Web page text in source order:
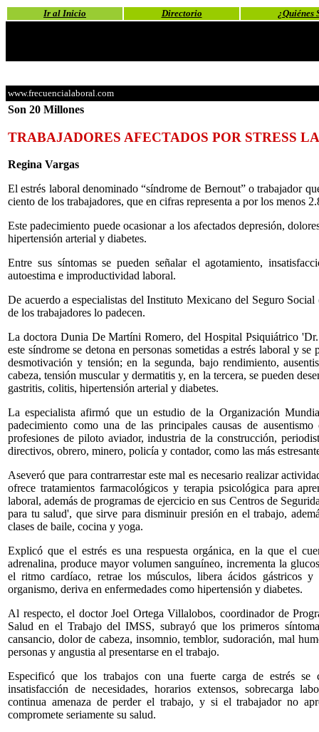
Ir al Inicio Directorio ¿Quiénes
www.frecuencialaboral.com
Son 20 Millones
TRABAJADORES AFECTADOS POR STRESS
Regina Vargas
El estrés laboral denominado “síndrome de Bernout” o trabajador
ciento de los trabajadores, que en cifras representa a por los menos
Este padecimiento puede ocasionar a los afectados depresión,
hipertensión arterial y diabetes.
Entre sus síntomas se pueden señalar el agotamiento,
autoestima e improductividad laboral.
De acuerdo a especialistas del Instituto Mexicano del Seguro
de los trabajadores lo padecen.
La doctora Dunia De Martíni Romero, del Hospital Psiquiátrico
este síndrome se detona en personas sometidas a estrés laboral y
desmotivación y tensión; en la segunda, bajo rendimiento,
cabeza, tensión muscular y dermatitis y, en la tercera, se pueden
gastritis, colitis, hipertensión arterial y diabetes.
La especialista afirmó que un estudio de la Organización
padecimiento como una de las principales causas de
profesiones de piloto aviador, industria de la construcción,
directivos, obrero, minero, policía y contador, como las más
Aseveró que para contrarrestar este mal es necesario realizar
ofrece tratamientos farmacológicos y terapia psicológica para
laboral, además de programas de ejercicio en sus Centros de
para tu salud', que sirve para disminuir presión en el trabajo,
clases de baile, cocina y yoga.
Explicó que el estrés es una respuesta orgánica, en la que el
adrenalina, produce mayor volumen sanguíneo, incrementa la
el ritmo cardíaco, retrae los músculos, libera ácidos gástricos
organismo, deriva en enfermedades como hipertensión y diabetes.
Al respecto, el doctor Joel Ortega Villalobos, coordinador de
Salud en el Trabajo del IMSS, subrayó que los primeros
cansancio, dolor de cabeza, insomnio, temblor, sudoración, mal
personas y angustia al presentarse en el trabajo.
Especificó que los trabajos con una fuerte carga de estrés se
insatisfacción de necesidades, horarios extensos, sobrecarga
continua amenaza de perder el trabajo, y si el trabajador no
compromete seriamente su salud.